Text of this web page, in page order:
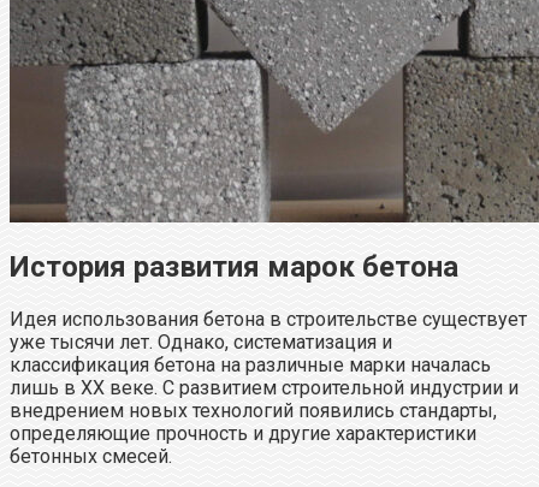
История развития марок бетона
Идея использования бетона в строительстве существует
уже тысячи лет. Однако, систематизация и
классификация бетона на различные марки началась
лишь в XX веке. С развитием строительной индустрии и
внедрением новых технологий появились стандарты,
определяющие прочность и другие характеристики
бетонных смесей.